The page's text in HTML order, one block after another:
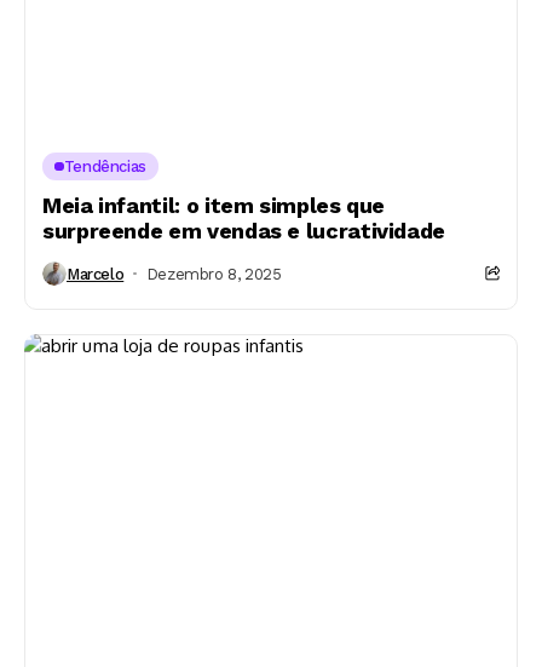
Tendências
Meia infantil: o item simples que
surpreende em vendas e lucratividade
Marcelo Dezembro 8, 2025